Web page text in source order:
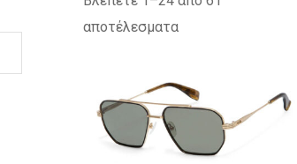
αποτέλεσματα